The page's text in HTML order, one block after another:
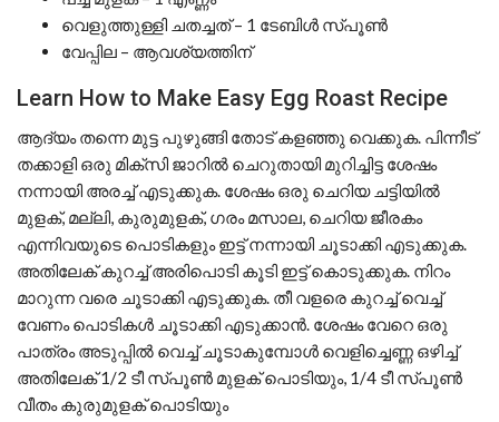
വെളുത്തുള്ളി ചതച്ചത് – 1 ടേബിൾ സ്പൂൺ
വേപ്പില – ആവശ്യത്തിന്
Learn How to Make Easy Egg Roast Recipe
ആദ്യം തന്നെ മുട്ട പുഴുങ്ങി തോട് കളഞ്ഞു വെക്കുക. പിന്നീട്
തക്കാളി ഒരു മിക്സി ജാറിൽ ചെറുതായി മുറിച്ചിട്ട ശേഷം
നന്നായി അരച്ച് എടുക്കുക. ശേഷം ഒരു ചെറിയ ചട്ടിയിൽ
മുളക്, മല്ലി, കുരുമുളക്, ഗരം മസാല, ചെറിയ ജീരകം
എന്നിവയുടെ പൊടികളും ഇട്ട് നന്നായി ചൂടാക്കി എടുക്കുക.
അതിലേക് കുറച്ച് അരിപൊടി കൂടി ഇട്ട് കൊടുക്കുക. നിറം
മാറുന്ന വരെ ചൂടാക്കി എടുക്കുക. തീ വളരെ കുറച്ച് വെച്ച്
വേണം പൊടികൾ ചൂടാക്കി എടുക്കാൻ. ശേഷം വേറെ ഒരു
പാത്രം അടുപ്പിൽ വെച്ച് ചൂടാകുമ്പോൾ വെളിച്ചെണ്ണ ഒഴിച്ച്
അതിലേക് 1/2 ടീ സ്പൂൺ മുളക് പൊടിയും, 1/4 ടീ സ്പൂൺ
വീതം കുരുമുളക് പൊടിയും